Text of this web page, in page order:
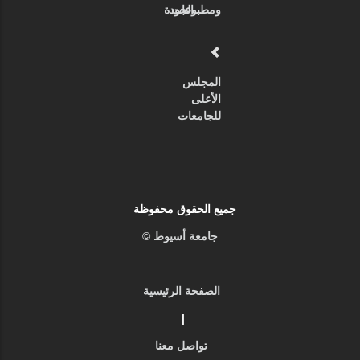
ومطبوعات
الجودة
المجلس
الأعلى
للجامعات
جميع الحقوق محفوظة
جامعة أسيوط ©
الصفحة الرئيسية
|
تواصل معنا